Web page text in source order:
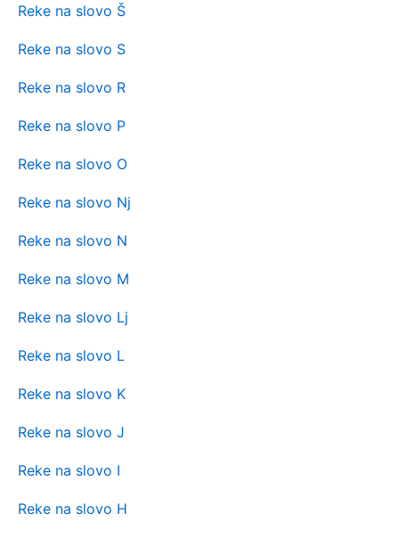
Reke na slovo Š
Reke na slovo S
Reke na slovo R
Reke na slovo P
Reke na slovo O
Reke na slovo Nj
Reke na slovo N
Reke na slovo M
Reke na slovo Lj
Reke na slovo L
Reke na slovo K
Reke na slovo J
Reke na slovo I
Reke na slovo H